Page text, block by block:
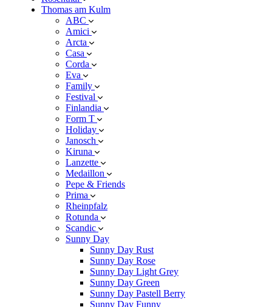
Thomas am Kulm
ABC
Amici
Arcta
Casa
Corda
Eva
Family
Festival
Finlandia
Form T
Holiday
Janosch
Kiruna
Lanzette
Medaillon
Pepe & Friends
Prima
Rheinpfalz
Rotunda
Scandic
Sunny Day
Sunny Day Rust
Sunny Day Rose
Sunny Day Light Grey
Sunny Day Green
Sunny Day Pastell Berry
Sunny Day Funny